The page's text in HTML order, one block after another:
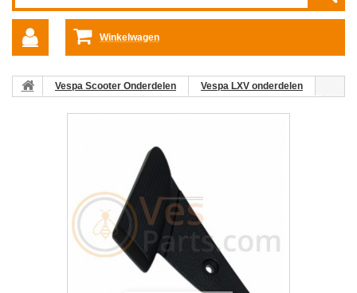
Winkelwagen
Vespa Scooter Onderdelen
Vespa LXV onderdelen